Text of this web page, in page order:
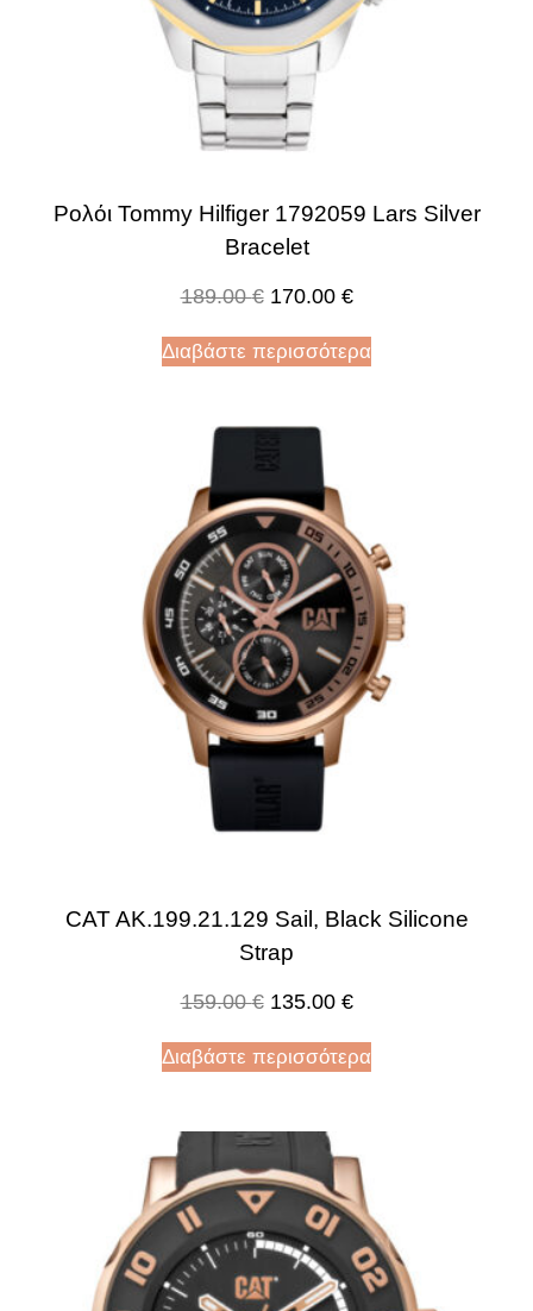
Ρολόι Tommy Hilfiger 1792059 Lars Silver
Bracelet
189.00€ 170.00 €
Διαβάστε περισσότερα
CAT AK.199.21.129 Sail, Black Silicone
Strap
159.00€ 135.00 €
Διαβάστε περισσότερα